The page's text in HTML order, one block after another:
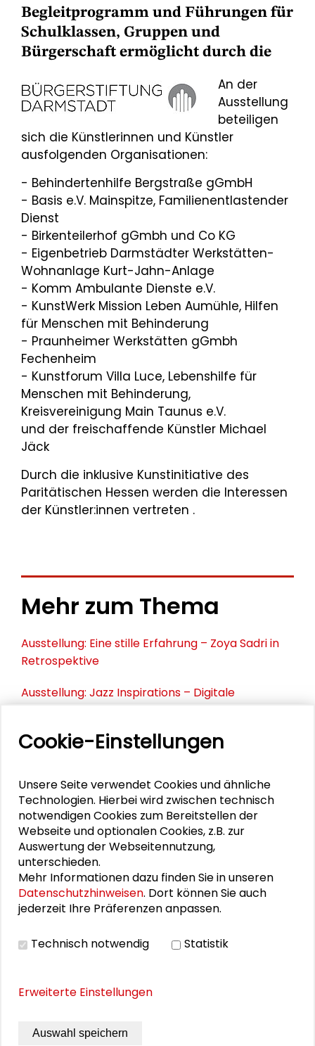
Begleitprogramm und Führungen für
Schulklassen, Gruppen und
Bürgerschaft ermöglicht durch die
An der
Ausstellung
beteiligen
sich die Künstlerinnen und Künstler
ausfolgenden Organisationen:
- Behindertenhilfe Bergstraße gGmbH
- Basis e.V. Mainspitze, Familienentlastender
Dienst
- Birkenteilerhof gGmbh und Co KG
- Eigenbetrieb Darmstädter Werkstätten-
Wohnanlage Kurt-Jahn-Anlage
- Komm Ambulante Dienste e.V.
- KunstWerk Mission Leben Aumühle, Hilfen
für Menschen mit Behinderung
- Praunheimer Werkstätten gGmbh
Fechenheim
- Kunstforum Villa Luce, Lebenshilfe für
Menschen mit Behinderung,
Kreisvereinigung Main Taunus e.V.
und der freischaffende Künstler Michael
Jäck
Durch die inklusive Kunstinitiative des
Paritätischen Hessen werden die Interessen
der Künstler:innen vertreten .
Mehr zum Thema
Ausstellung: Eine stille Erfahrung – Zoya Sadri in
Retrospektive
Ausstellung: Jazz Inspirations – Digitale
„Versäumte Bilder“ von Raumfahrt-Pionierinnen
"Versäumte Bilder": Lebenszeichen aus
Darmstadt und Frankfurt
Öffnungszeiten "Versäumte Bilder"
PERSONEN IM KONTEXT
Ein Blick hinter die Kunst: BehindART
Flyer
Cookie-Einstellungen
Unsere Seite verwendet Cookies und ähnliche
Technologien. Hierbei wird zwischen technisch
notwendigen Cookies zum Bereitstellen der
Webseite und optionalen Cookies, z.B. zur
Auswertung der Webseitennutzung,
unterschieden.
Mehr Informationen dazu finden Sie in unseren
Datenschutzhinweisen. Dort können Sie auch
jederzeit Ihre Präferenzen anpassen.
Technisch notwendig Statistik
Erweiterte Einstellungen
Auswahl speichern